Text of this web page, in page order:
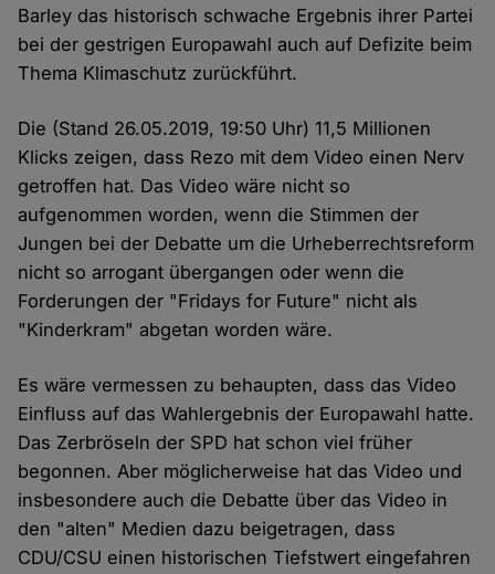
Barley das historisch schwache Ergebnis ihrer Partei
bei der gestrigen Europawahl auch auf Defizite beim
Thema Klimaschutz zurückführt.
Die (Stand 26.05.2019, 19:50 Uhr) 11,5 Millionen
Klicks zeigen, dass Rezo mit dem Video einen Nerv
getroffen hat. Das Video wäre nicht so
aufgenommen worden, wenn die Stimmen der
Jungen bei der Debatte um die Urheberrechtsreform
nicht so arrogant übergangen oder wenn die
Forderungen der "Fridays for Future" nicht als
"Kinderkram" abgetan worden wäre.
Es wäre vermessen zu behaupten, dass das Video
Einfluss auf das Wahlergebnis der Europawahl hatte.
Das Zerbröseln der SPD hat schon viel früher
begonnen. Aber möglicherweise hat das Video und
insbesondere auch die Debatte über das Video in
den "alten" Medien dazu beigetragen, dass
CDU/CSU einen historischen Tiefstwert eingefahren